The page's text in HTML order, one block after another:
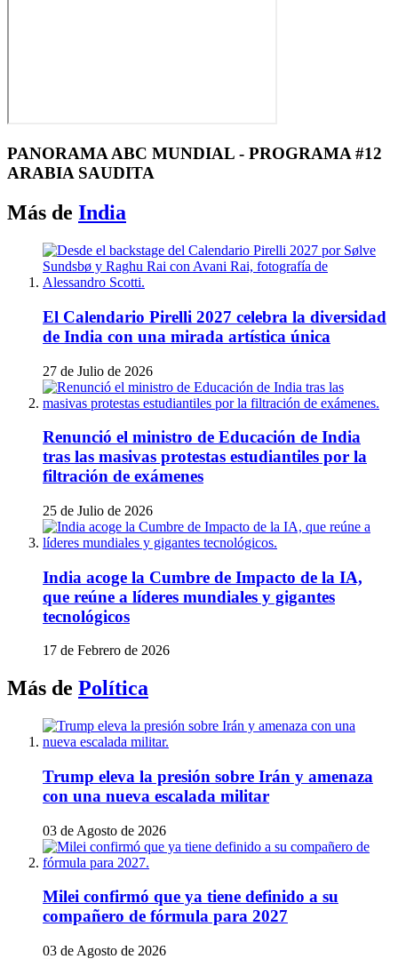
PANORAMA ABC MUNDIAL - PROGRAMA #12
ARABIA SAUDITA
Más de India
El Calendario Pirelli 2027 celebra la diversidad
de India con una mirada artística única
27 de Julio de 2026
Renunció el ministro de Educación de India
tras las masivas protestas estudiantiles por la
filtración de exámenes
25 de Julio de 2026
India acoge la Cumbre de Impacto de la IA,
que reúne a líderes mundiales y gigantes
tecnológicos
17 de Febrero de 2026
Más de Política
Trump eleva la presión sobre Irán y amenaza
con una nueva escalada militar
03 de Agosto de 2026
Milei confirmó que ya tiene definido a su
compañero de fórmula para 2027
03 de Agosto de 2026